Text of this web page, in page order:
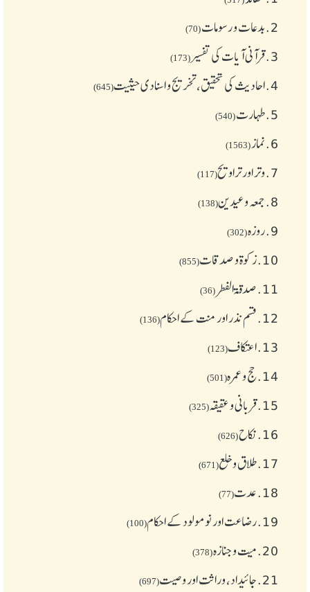
2. بدعات و رسومات(70)
3. قرآنی آیات کی تفسیر(173)
4. احادیث کی تحقیق، تخریج و اسنادی حیثیت(645)
5. طهارت(540)
6. نماز(1563)
7. وتر اور تراویح(117)
8. جمعہ وعیدین(138)
9. روزہ(302)
10. زکوة و صدقات(855)
11. صدقۃ الفطر (36)
12. قسم نذر اور منت کے احکام(136)
13. اعتکاف(123)
14. حج و عمرہ(501)
15. قربانی و عقیقہ(325)
16. نکاح(626)
17. طلاق و خلع(671)
18. عدت(77)
19. رضاعت اور نومولود کے احکام(100)
20. میت و جنازہ(378)
21. جائیداد، وراثت اور وصیت(697)